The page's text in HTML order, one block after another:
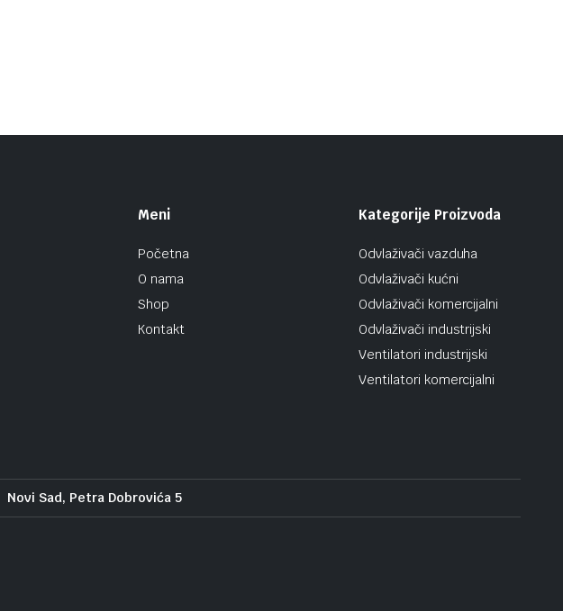
Meni
Početna
O nama
Shop
Kontakt
Kategorije Proizvoda
Odvlaživači vazduha
Odvlaživači kućni
Odvlaživači komercijalni
Odvlaživači industrijski
Ventilatori industrijski
Ventilatori komercijalni
Novi Sad, Petra Dobrovića 5